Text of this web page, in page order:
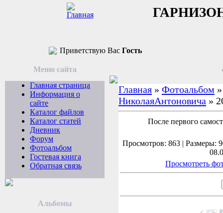
Приветствую Вас Гость
Меню сайта
Главная страница
Информация о
сайте
Каталог файлов
Каталог статей
Дневник
Форум
Фотоальбом
Гостевая книга
Обратная связь
Альбомы
Главная » Фотоальбом
НиколаяАнтоновича »
После первого
Просмотров: 863 | Размеры:
Просмотреть